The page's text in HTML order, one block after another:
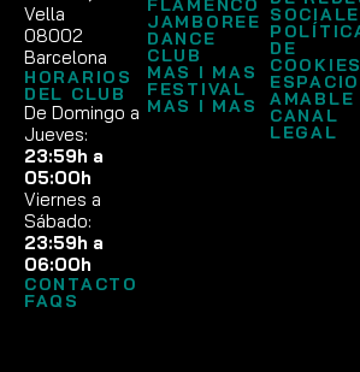
Vella
08002
Barcelona
HORARIOS
DEL CLUB
De Domingo a
Jueves:
23:59h a
05:00h
Viernes a
Sábado:
23:59h a
06:00h
CONTACTO
FAQS
FLAMENCO
JAMBOREE
DANCE
CLUB
MAS I MAS
FESTIVAL
MAS I MAS
DE
COOKIES
ESPACIO
AMABLE
CANAL
LEGAL